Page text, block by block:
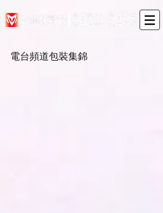
電台頻道包裝集錦